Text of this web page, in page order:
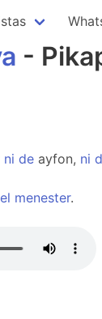
-
ni de ayfon, ni
el menester.